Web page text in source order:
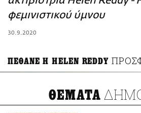
ΑΜΠΑ
φεμινιστικού ύμνου
30.9.2020
ΠΕΘΑΝΕ Η HELEN REDDY
ΘΕΜΑΤΑ